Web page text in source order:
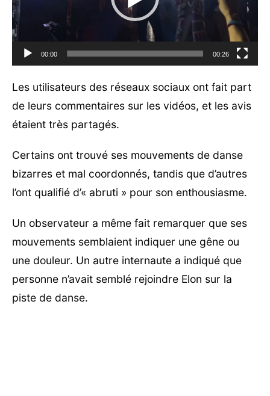
00:00 00:26
Les utilisateurs des réseaux sociaux ont fait part
de leurs commentaires sur les vidéos, et les avis
étaient très partagés.
Certains ont trouvé ses mouvements de danse
bizarres et mal coordonnés, tandis que d’autres
l’ont qualifié d’« abruti » pour son enthousiasme.
Un observateur a même fait remarquer que ses
mouvements semblaient indiquer une gêne ou
une douleur. Un autre internaute a indiqué que
personne n’avait semblé rejoindre Elon sur la
piste de danse.